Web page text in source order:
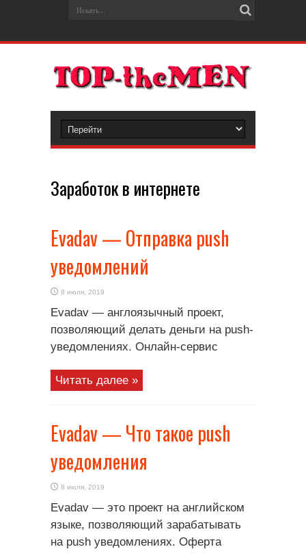
Заработок в интернете
Evadav — Отправка push
уведомлений
8 июля, 2019
Evadav — англоязычный проект,
позволяющий делать деньги на push-
уведомлениях. Онлайн-сервис
Читать далее »
Evadav — Что такое push
уведомления
8 июля, 2019
Evadav — это проект на английском
языке, позволяющий зарабатывать
на push уведомлениях. Оферта